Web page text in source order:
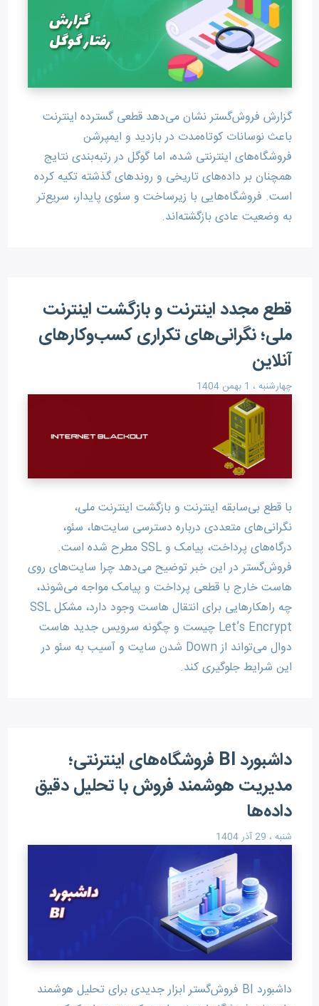
گزارش فروش‌گستر نشان می‌دهد قطعی گسترده اینترنت
باعث نوسانات کوتاه‌مدت در بازدید و ایمپرشن
فروشگاه‌های اینترنتی شده، اما گوگل در رتبه‌بندی نتایج
همچنان بر داده‌های تاریخی و روندهای گذشته تکیه کرده
است. فروشگاه‌هایی با زیرساخت و سئوی پایدار، سریع‌تر
به وضعیت عادی بازگشته‌اند.
قطع مجدد اینترنت و بازگشت اینترنت
ملی؛ نگرانی‌های تکراری کسب‌وکارهای
آنلاین
چهارشنبه ، 1 بهمن 1404
با قطع بی‌سابقه اینترنت و بازگشت اینترنت ملی،
نگرانی‌های متعددی درباره دسترسی سایت‌ها، سئو،
درگاه‌های پرداخت، پیامک و SSL مطرح شده است.
فروش‌گستر در این خبر توضیح می‌دهد چرا سایت‌های روی
هاست خارج با قطعی پرداخت و پیامک مواجه می‌شوند،
چه راهکارهایی برای انتقال هاست وجود دارد، مشکل SSL
Let’s Encrypt چیست و چگونه سرویس جدید هاست
دوال می‌تواند از Down شدن سایت و آسیب به سئو در
این شرایط جلوگیری کند.
داشبورد BI فروشگاه‌های اینترنتی؛
مدیریت هوشمند فروش با تحلیل دقیق
داده‌ها
شنبه ، 29 آذر 1404
داشبورد BI فروش‌گستر ابزار جدیدی برای تحلیل هوشمند